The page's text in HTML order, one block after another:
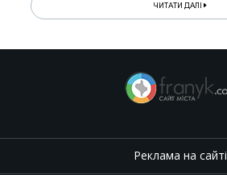
ЧИТАТИ ДАЛІ
Реклама на сайті